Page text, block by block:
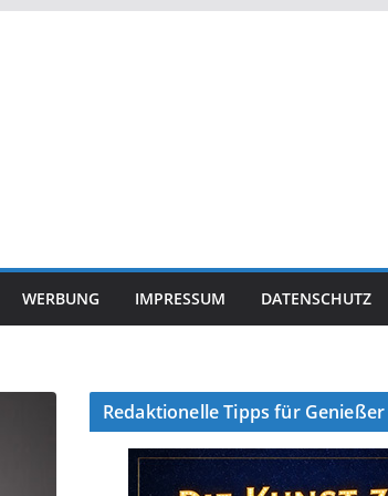
WERBUNG IMPRESSUM DATENSCHUTZ
Redaktionelle Tipps für Genießer